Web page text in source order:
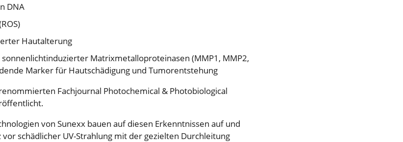
DNA
Hautalterung
Matrixmetalloproteinasen (MMP1, MMP2,
Marker für Hautschädigung und Tumorentstehung
Fachjournal Photochemical & Photobiological
von Sunexx bauen auf diesen Erkenntnissen auf und
schädlicher UV-Strahlung mit der gezielten Durchleitung